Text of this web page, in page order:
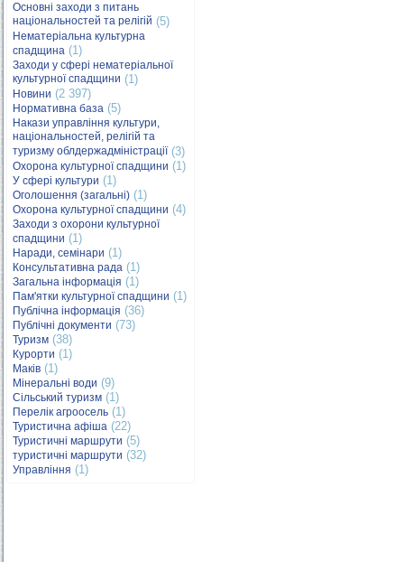
Основні заходи з питань
національностей та релігій (5)
Нематеріальна культурна
спадщина (1)
Заходи у сфері нематеріальної
культурної спадщини (1)
Новини (2 397)
Нормативна база (5)
Накази управління культури,
національностей, релігій та
туризму облдержадміністрації(3)
Охорона культурної спадщини (1)
У сфері культури (1)
Оголошення (загальні) (1)
Охорона культурної спадщини (4)
Заходи з охорони культурної
спадщини (1)
Наради, семінари (1)
Консультативна рада (1)
Загальна інформація (1)
Пам'ятки культурної спадщини (1)
Публічна інформація (36)
Публічні документи (73)
Туризм (38)
Курорти (1)
Маків (1)
Мінеральні води (9)
Сільський туризм (1)
Перелік агроосель (1)
Туристична афіша (22)
Туристичні маршрути (5)
туристичні маршрути (32)
Управління (1)